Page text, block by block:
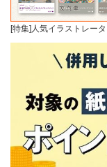
[特集]人気イラストレー